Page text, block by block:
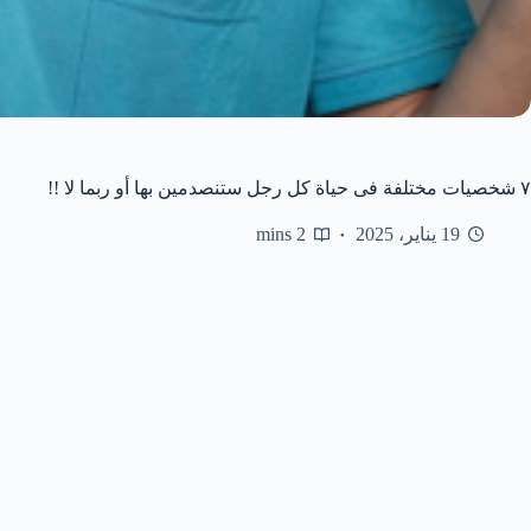
٧ شخصيات مختلفة فى حياة كل رجل ستنصدمين بها أو ربما لا !!
19 يناير، 2025 2 mins